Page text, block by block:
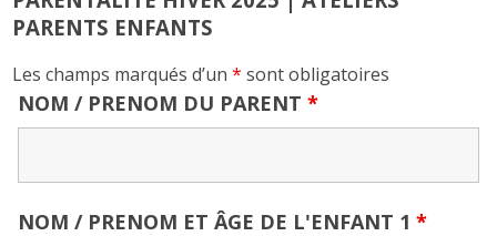
PARENTS ENFANTS
Les champs marqués d’un* sont obligatoires
NOM / PRENOM DU PARENT*
NOM / PRENOM ET ÂGE DE L'ENFANT 1*